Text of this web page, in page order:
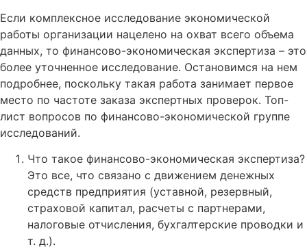
Если комплексное исследование экономической
работы организации нацелено на охват всего объема
данных, то финансово-экономическая экспертиза – это
более уточненное исследование. Остановимся на нем
подробнее, поскольку такая работа занимает первое
место по частоте заказа экспертных проверок. Топ-
лист вопросов по финансово-экономической группе
исследований.
Что такое финансово-экономическая экспертиза?
Это все, что связано с движением денежных
средств предприятия (уставной, резервный,
страховой капитал, расчеты с партнерами,
налоговые отчисления, бухгалтерские проводки и
т. д.).